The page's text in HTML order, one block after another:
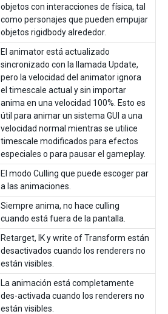
objetos con interacciones de física, tal
como personajes que pueden empujar
objetos rigidbody alrededor.
El animator está actualizado
sincronizado con la llamada Update,
pero la velocidad del animator ignora
el timescale actual y sin importar
anima en una velocidad 100%. Esto es
útil para animar un sistema GUI a una
velocidad normal mientras se utilice
timescale modificados para efectos
especiales o para pausar el gameplay.
El modo Culling que puede escoger par
a las animaciones.
Siempre anima, no hace culling
cuando está fuera de la pantalla.
Retarget, IK y write of Transform están
desactivados cuando los renderers no
están visibles.
La animación está completamente
des-activada cuando los renderers no
están visibles.